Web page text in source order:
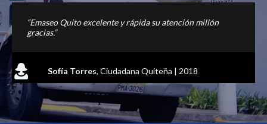
“Emaseo Quito excelente y rápida su atención millón
gracias.”
Sofía Torres, Ciudadana Quiteña | 2018